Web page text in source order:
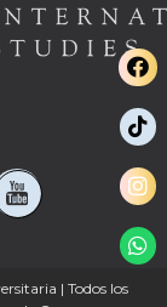
| Todos los